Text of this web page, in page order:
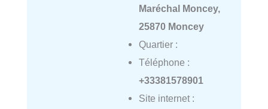
Maréchal Moncey,
25870 Moncey
Quartier :
Téléphone :
+33381578901
Site internet :